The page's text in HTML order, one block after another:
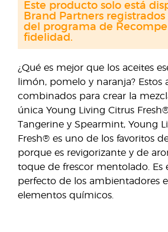
¿Qué es mejor que los aceites
limón, pomelo y naranja? Estos
combinados para crear la
única Young Living Citrus
Tangerine y Spearmint, Young
Fresh® es uno de los favoritos
porque es revigorizante y de
toque de frescor mentolado. Es
perfecto de los ambientadores
elementos químicos.
Este producto solo está
Brand Partners
del programa de
fidelidad.